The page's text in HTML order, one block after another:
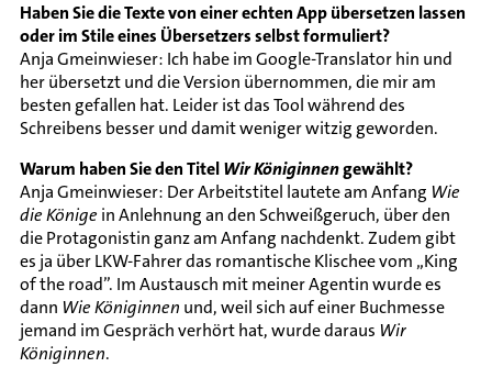
Haben Sie die Texte von einer echten App übersetzen lassen
oder im Stile eines Übersetzers selbst formuliert?
Anja Gmeinwieser: Ich habe im Google-Translator hin und
her übersetzt und die Version übernommen, die mir am
besten gefallen hat. Leider ist das Tool während des
Schreibens besser und damit weniger witzig geworden.
Warum haben Sie den TitelWir Königinnengewählt?
Anja Gmeinwieser: Der Arbeitstitel lautete am Anfang Wie
die Königein Anlehnung an den Schweißgeruch, über den
die Protagonistin ganz am Anfang nachdenkt. Zudem gibt
es ja über LKW-Fahrer das romantische Klischee vom „King
of the road”. Im Austausch mit meiner Agentin wurde es
dann Wie Königinnen und, weil sich auf einer Buchmesse
jemand im Gespräch verhört hat, wurde daraus Wir
Königinnen.